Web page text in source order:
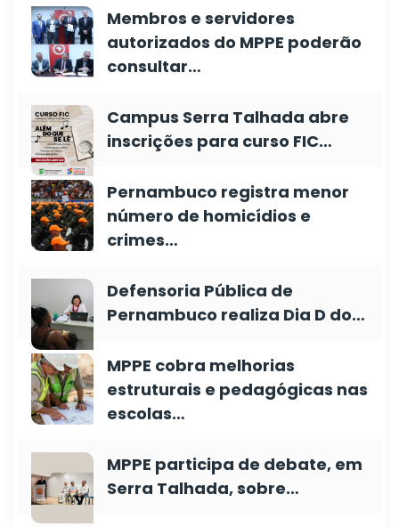
Membros e servidores
autorizados do MPPE poderão
consultar…
Campus Serra Talhada abre
inscrições para curso FIC…
Pernambuco registra menor
número de homicídios e
crimes…
Defensoria Pública de
Pernambuco realiza Dia D do…
MPPE cobra melhorias
estruturais e pedagógicas nas
escolas…
MPPE participa de debate, em
Serra Talhada, sobre…